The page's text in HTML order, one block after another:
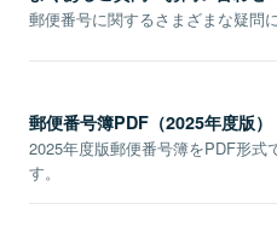
郵便番号に関するさまざまな疑問
郵便番号簿PDF（2025年度版）
2025年度版郵便番号簿をPDF形式
す。